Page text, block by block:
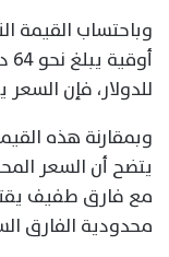
للدولار، فإن السعر يعادل نحو
يتضح أن السعر
محدودية الفارق